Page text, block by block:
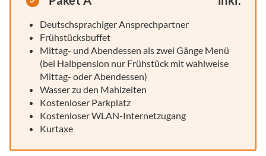
Deutschsprachiger Ansprechpartner
Frühstücksbuffet
Mittag- und Abendessen als zwei Gänge Menü
(bei Halbpension nur Frühstück mit wahlweise
Mittag- oder Abendessen)
Wasser zu den Mahlzeiten
Kostenloser Parkplatz
Kostenloser WLAN-Internetzugang
Kurtaxe